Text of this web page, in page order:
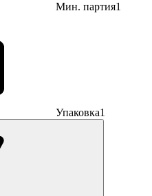
Мин. партия1
Упаковка1